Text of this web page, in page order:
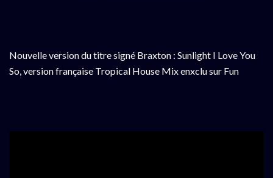
Nouvelle version du titre signé Braxton : Sunlight I Love You
So, version française Tropical House Mix enxclu sur Fun